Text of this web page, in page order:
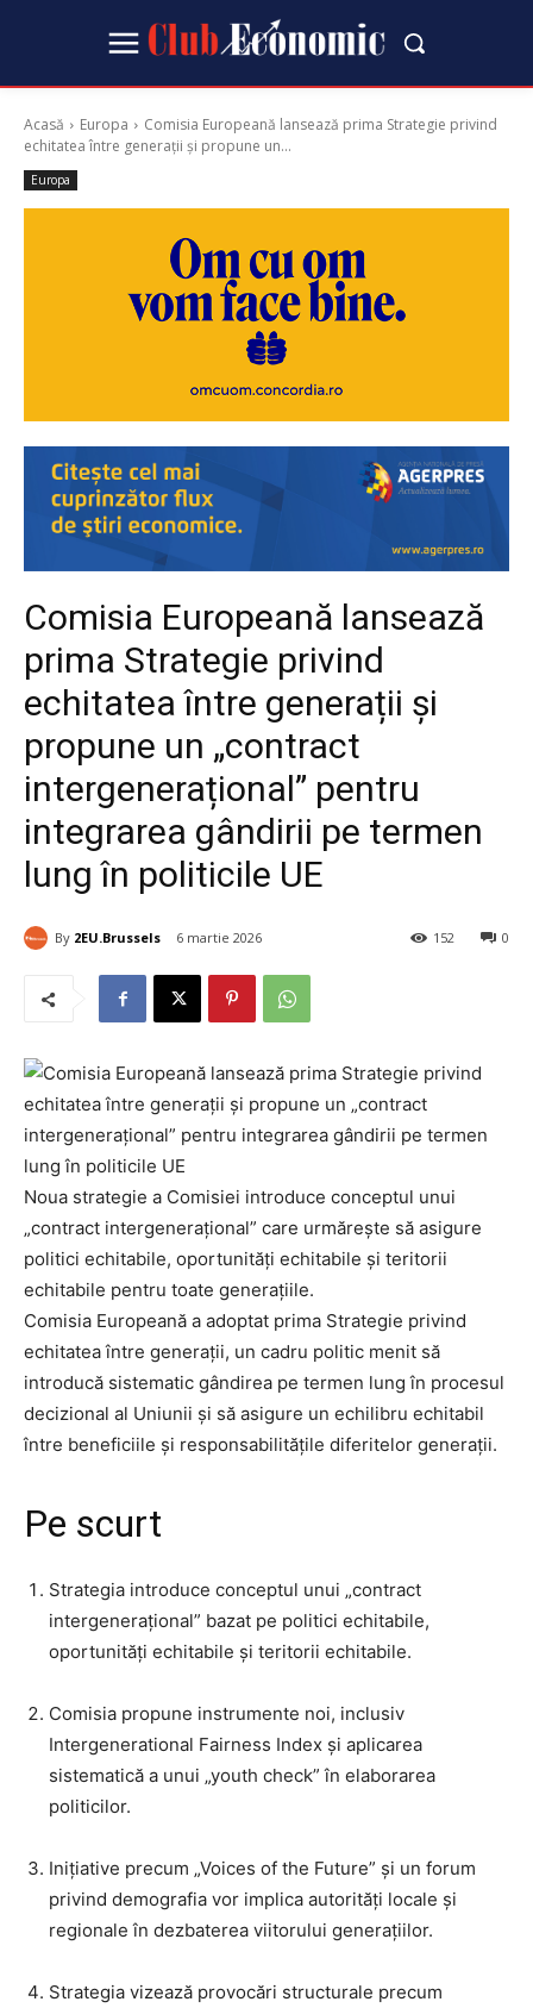
Acasă Europa
Comisia Europeană lansează prima Strategie privind
echitatea între generații și propune un...
Europa
Comisia Europeană lansează
prima Strategie privind
echitatea între generații și
propune un „contract
intergenerațional” pentru
integrarea gândirii pe termen
lung în politicile UE
By 2EU.Brussels 6 martie 2026 0
152
Noua strategie a Comisiei introduce conceptul unui
„contract intergenerațional” care urmărește să asigure
politici echitabile, oportunități echitabile și teritorii
echitabile pentru toate generațiile.
Comisia Europeană a adoptat prima Strategie privind
echitatea între generații, un cadru politic menit să
introducă sistematic gândirea pe termen lung în procesul
decizional al Uniunii și să asigure un echilibru echitabil
între beneficiile și responsabilitățile diferitelor generații.
Pe scurt
Strategia introduce conceptul unui „contract
intergenerațional” bazat pe politici echitabile,
oportunități echitabile și teritorii echitabile.
Comisia propune instrumente noi, inclusiv
Intergenerational Fairness Index și aplicarea
sistematică a unui „youth check” în elaborarea
politicilor.
Inițiative precum „Voices of the Future” și un forum
privind demografia vor implica autorități locale și
regionale în dezbaterea viitorului generațiilor.
Strategia vizează provocări structurale precum